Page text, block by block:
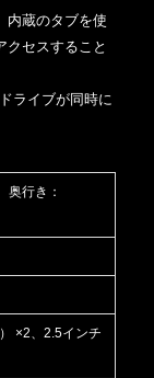
内蔵のタブを使
クセスすること
ライブが同時に
行き：
×2、2.5インチ